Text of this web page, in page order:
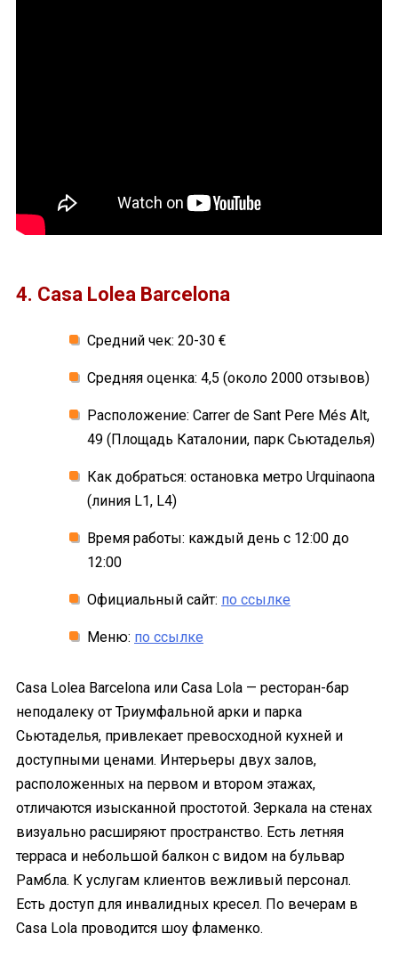
4. Casa Lolea Barcelona
Средний чек: 20-30 €
Средняя оценка: 4,5 (около 2000 отзывов)
Расположение: Carrer de Sant Pere Més Alt,
49 (Площадь Каталонии, парк Сьютаделья)
Как добраться: остановка метро Urquinaona
(линия L1, L4)
Время работы: каждый день с 12:00 до
12:00
Официальный сайт: по ссылке
Меню: по ссылке
Casa Lolea Barcelona или Casa Lola — ресторан-бар
неподалеку от Триумфальной арки и парка
Сьютаделья, привлекает превосходной кухней и
доступными ценами. Интерьеры двух залов,
расположенных на первом и втором этажах,
отличаются изысканной простотой. Зеркала на стенах
визуально расширяют пространство. Есть летняя
терраса и небольшой балкон с видом на бульвар
Рамбла. К услугам клиентов вежливый персонал.
Есть доступ для инвалидных кресел. По вечерам в
Casa Lola проводится шоу фламенко.